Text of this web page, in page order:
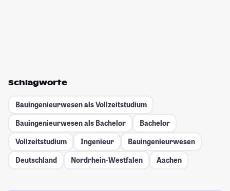
Schlagworte
Bauingenieurwesen als Vollzeitstudium
Bauingenieurwesen als Bachelor
Bachelor
Vollzeitstudium
Ingenieur
Bauingenieurwesen
Deutschland
Nordrhein-Westfalen Aachen